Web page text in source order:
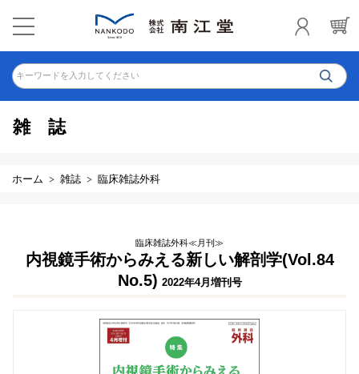
キーワードを入力してください
雑誌
ホーム 雑誌 臨床雑誌外科
臨床雑誌外科≪月刊≫
内視鏡手術からみえる新しい解剖学(Vol.84
No.5) 2022年4月増刊号